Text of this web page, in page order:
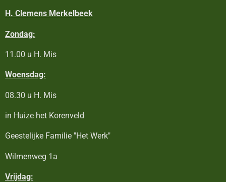
H. Clemens Merkelbeek
Zondag:
11.00 u H. Mis
Woensdag:
08.30 u H. Mis
in Huize het Korenveld
Geestelijke Familie "Het Werk"
Wilmenweg 1a
Vrijdag: